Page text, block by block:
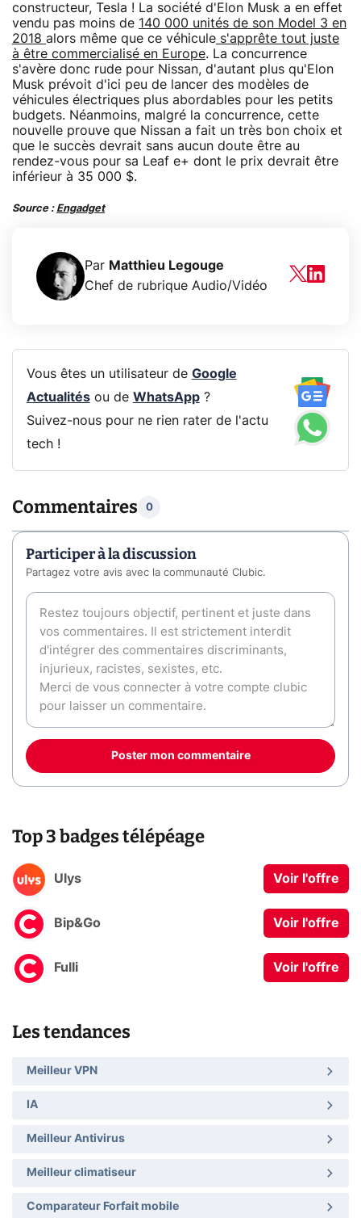
constructeur, Tesla ! La société d'Elon Musk a en effet
vendu pas moins de 140 000 unités de son Model 3 en
2018 alors même que ce véhicule s'apprête tout juste
à être commercialisé en Europe. La concurrence
s'avère donc rude pour Nissan, d'autant plus qu'Elon
Musk prévoit d'ici peu de lancer des modèles de
véhicules électriques plus abordables pour les petits
budgets. Néanmoins, malgré la concurrence, cette
nouvelle prouve que Nissan a fait un très bon choix et
que le succès devrait sans aucun doute être au
rendez-vous pour sa Leaf e+ dont le prix devrait être
inférieur à 35 000 $.
Source : Engadget
Par Matthieu Legouge
Chef de rubrique Audio/Vidéo
Vous êtes un utilisateur de Google
Actualitésou de WhatsApp?
Suivez-nous pour ne rien rater de l'actu
tech !
Commentaires 0
Participer à la discussion
Partagez votre avis avec la communauté Clubic.
Poster mon commentaire
Top 3 badges télépéage
Ulys Voir l'offre
Bip&Go Voir l'offre
Fulli Voir l'offre
Les tendances
Meilleur VPN
IA
Meilleur Antivirus
Meilleur climatiseur
Comparateur Forfait mobile